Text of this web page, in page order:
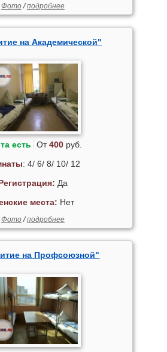
Фото/подробнее
на Академической"
есть От400руб.
: 4/ 6/ 8/ 10/ 12
Да
места: Нет
Фото/подробнее
на Профсоюзной"